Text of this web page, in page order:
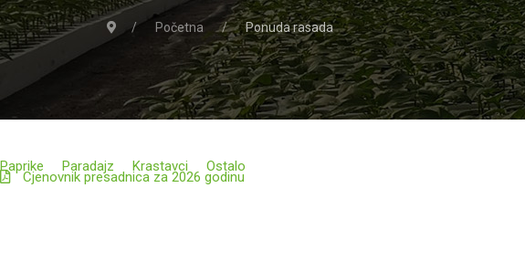
Početna Ponuda rasada
Paprike Paradajz Krastavci Ostalo
Cjenovnik presadnica za 2026 godinu